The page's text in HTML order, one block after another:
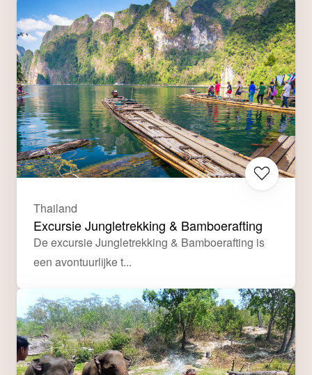
Thailand
Excursie Jungletrekking & Bamboerafting
De excursie Jungletrekking & Bamboerafting is
een avontuurlijke t...